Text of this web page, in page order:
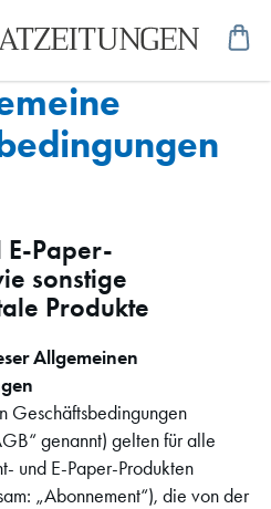
E-Paper-
sonstige
Produkte
Allgemeinen
Geschäftsbedingungen
genannt) gelten für alle
und E-Paper-Produkten
„Abonnement“), die von der